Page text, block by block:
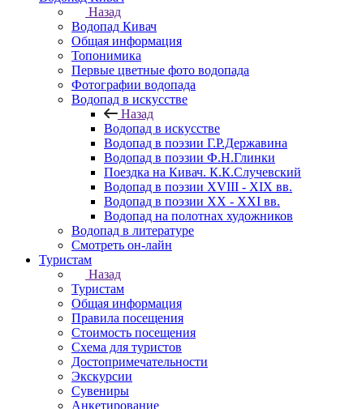
Назад
Водопад Кивач
Общая информация
Топонимика
Первые цветные фото водопада
Фотографии водопада
Водопад в искусстве
Назад
Водопад в искусстве
Водопад в поэзии Г.Р.Державина
Водопад в поэзии Ф.Н.Глинки
Поездка на Кивач. К.К.Случевский
Водопад в поэзии XVIII - XIX вв.
Водопад в поэзии XX - XXI вв.
Водопад на полотнах художников
Водопад в литературе
Смотреть он-лайн
Туристам
Назад
Туристам
Общая информация
Правила посещения
Стоимость посещения
Схема для туристов
Достопримечательности
Экскурсии
Сувениры
Анкетирование